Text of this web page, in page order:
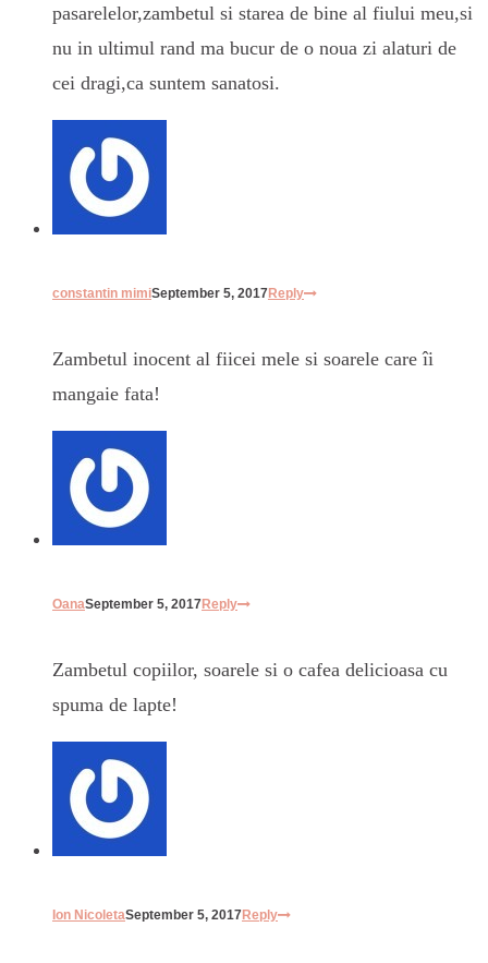
pasarelelor,zambetul si starea de bine al fiului meu,si
nu in ultimul rand ma bucur de o noua zi alaturi de
cei dragi,ca suntem sanatosi.
constantin mimiSeptember 5, 2017Reply
Zambetul inocent al fiicei mele si soarele care îi
mangaie fata!
OanaSeptember 5, 2017Reply
Zambetul copiilor, soarele si o cafea delicioasa cu
spuma de lapte!
Ion NicoletaSeptember 5, 2017Reply